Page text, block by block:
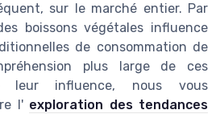
sur le marché entier. Par
boissons végétales influence
de consommation de
plus large de ces
leur influence, nous vous
l' exploration des tendances